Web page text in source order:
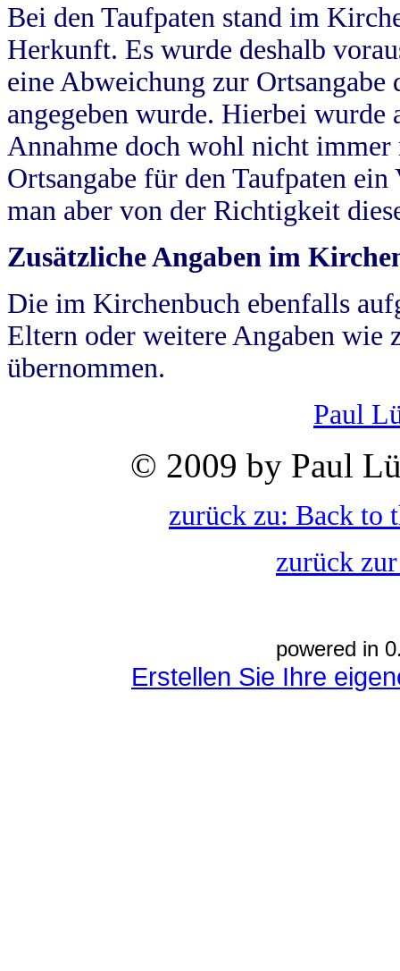
Bei den Taufpaten stand im
Herkunft. Es wurde deshalb
eine Abweichung zur
angegeben wurde. Hierbei wurde
Annahme doch wohl nicht
Ortsangabe für den Taufpaten
man aber von der Richtigkeit
Zusätzliche Angaben im
Die im Kirchenbuch ebenfalls
Eltern oder weitere Angaben wie
übernommen.
Paul
© 2009 by Paul
zurück zu: Back to
zurück
powered in
Erstellen Sie Ihre